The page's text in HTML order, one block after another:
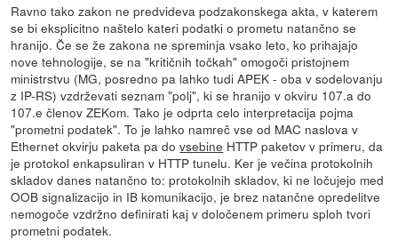
Ravno tako zakon ne predvideva podzakonskega akta, v katerem
se bi eksplicitno naštelo kateri podatki o prometu natančno se
hranijo. Če se že zakona ne spreminja vsako leto, ko prihajajo
nove tehnologije, se na "kritičnih točkah" omogoči pristojnem
ministrstvu (MG, posredno pa lahko tudi APEK - oba v sodelovanju
z IP-RS) vzdrževati seznam "polj", ki se hranijo v okviru 107.a do
107.e členov ZEKom. Tako je odprta celo interpretacija pojma
"prometni podatek". To je lahko namreč vse od MAC naslova v
Ethernet okvirju paketa pa dovsebine HTTP paketov v primeru, da
je protokol enkapsuliran v HTTP tunelu. Ker je večina protokolnih
skladov danes natančno to: protokolnih skladov, ki ne ločujejo med
OOB signalizacijo in IB komunikacijo, je brez natančne opredelitve
nemogoče vzdržno definirati kaj v določenem primeru sploh tvori
prometni podatek.